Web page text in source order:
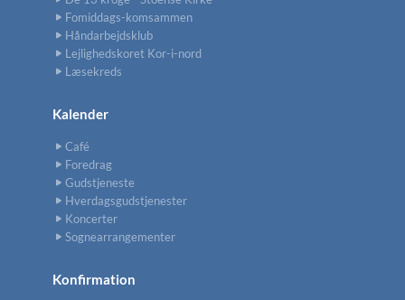
Fomiddags-komsammen
Håndarbejdsklub
Lejlighedskoret Kor-i-nord
Læsekreds
Kalender
Café
Foredrag
Gudstjeneste
Hverdagsgudstjenester
Koncerter
Sognearrangementer
Konfirmation